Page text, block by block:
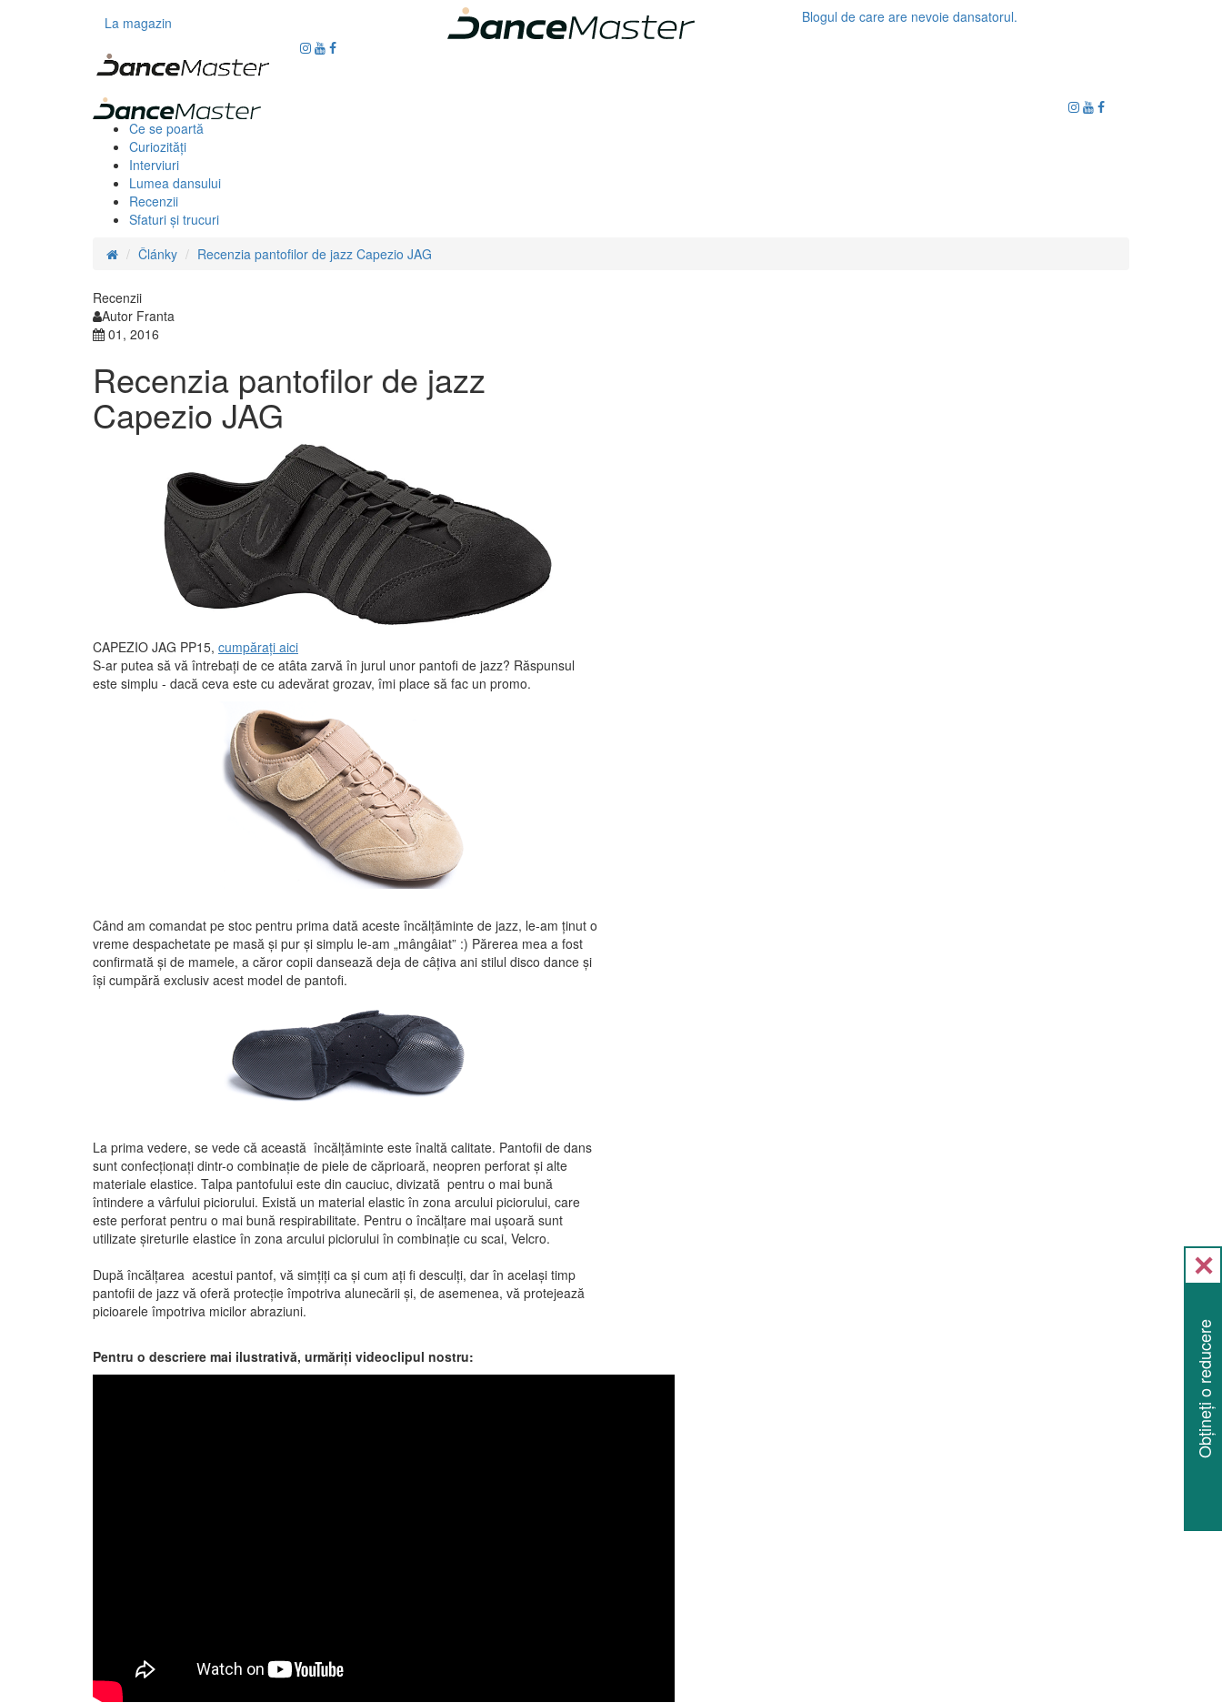
La magazin Blogul de care are nevoie dansatorul.
Ce se poartă
Curiozităţi
Interviuri
Lumea dansului
Recenzii
Sfaturi şi trucuri
Články
Recenzia pantofilor de jazz Capezio JAG
Recenzii
Autor Franta
01, 2016
Recenzia pantofilor de jazz
Capezio JAG
CAPEZIO JAG PP15, cumpăraţi aici
S-ar putea să vă întrebați de ce atâta zarvă în jurul unor pantofi de jazz? Răspunsul
este simplu - dacă ceva este cu adevărat grozav, îmi place să fac un promo.
Când am comandat pe stoc pentru prima dată aceste încălțăminte de jazz, le-am ţinut o
vreme despachetate pe masă și pur şi simplu le-am „mângâiat” :) Părerea mea a fost
confirmată și de mamele, a căror copii dansează deja de câţiva ani stilul disco dance şi
îşi cumpără exclusiv acest model de pantofi.
La prima vedere, se vede că această încălțăminte este înaltă calitate. Pantofii de dans
sunt confecționați dintr-o combinație de piele de căprioară, neopren perforat și alte
materiale elastice. Talpa pantofului este din cauciuc, divizată pentru o mai bună
întindere a vârfului piciorului. Există un material elastic în zona arcului piciorului, care
este perforat pentru o mai bună respirabilitate. Pentru o încălţare mai uşoară sunt
utilizate şireturile elastice în zona arcului piciorului în combinaţie cu scai, Velcro.
După încălțarea acestui pantof, vă simțiți ca și cum ați fi desculți, dar în același timp
pantofii de jazz vă oferă protecție împotriva alunecării și, de asemenea, vă protejează
picioarele împotriva micilor abraziuni.
Pentru o descriere mai ilustrativă, urmăriți videoclipul nostru: Obțineți o reducere